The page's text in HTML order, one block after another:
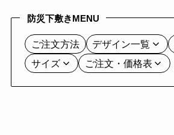
防災下敷きMENU
ご注文方法 デザイン一覧
サイズ
ご注文・価格表